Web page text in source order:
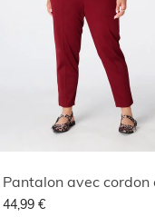
44,99 €